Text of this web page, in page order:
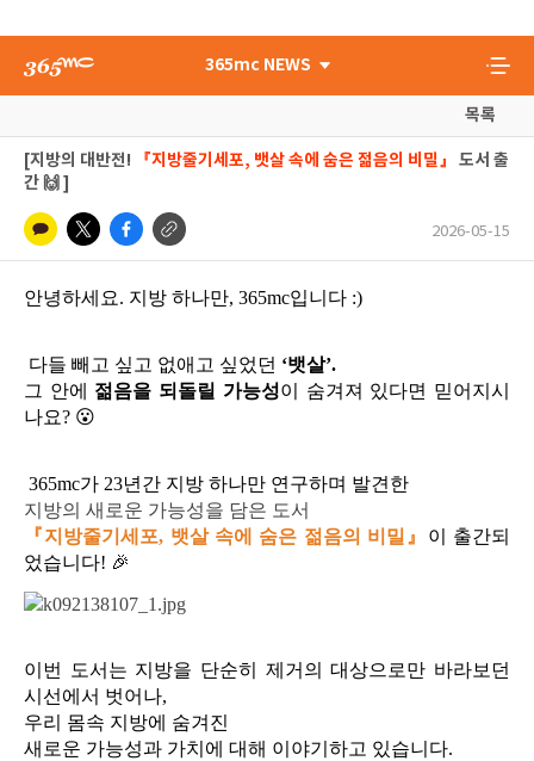
365mc NEWS
목록
[지방의 대반전! 『지방줄기세포, 뱃살 속에 숨은 젊음의 비밀』 도서 출
간 🙌 ]
2026-05-15
안녕하세요. 지방 하나만, 365mc입니다 :)
다들 빼고 싶고 없애고 싶었던 ‘뱃살’.
그 안에 젊음을 되돌릴 가능성이 숨겨져 있다면 믿어지시
나요? 😮
365mc가 23년간 지방 하나만 연구하며 발견한
지방의 새로운 가능성을 담은 도서
『지방줄기세포, 뱃살 속에 숨은 젊음의 비밀』 이 출간되
었습니다! 🎉
이번 도서는 지방을 단순히 제거의 대상으로만 바라보던
시선에서 벗어나,
우리 몸속 지방에 숨겨진
새로운 가능성과 가치에 대해 이야기하고 있습니다.